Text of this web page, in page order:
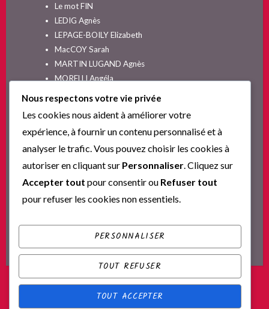
Le mot FIN
LEDIG Agnès
LEPAGE-BOILY Elizabeth
MacCOY Sarah
MARTIN LUGAND Agnès
MORELLI Angéla
Non classé
PINGUILLY Yves
RIVA Alex
SESKIS Tina
SOLNON Jean-François
Nous respectons votre vie privée
Les cookies nous aident à améliorer votre
expérience, à fournir un contenu personnalisé et à
analyser le trafic. Vous pouvez choisir les cookies à
autoriser en cliquant sur Personnaliser . Cliquez sur
Accepter tout pour consentir ou Refuser tout
pour refuser les cookies non essentiels.
PERSONNALISER
TOUT REFUSER
TOUT ACCEPTER